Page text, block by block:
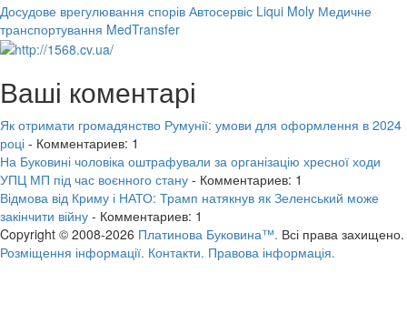
Досудове врегулювання спорів Автосервіс Liqui Moly Медичне
транспортування MedTransfer
Ваші коментарі
Як отримати громадянство Румунії: умови для оформлення в 2024
році - Комментариев: 1
На Буковині чоловіка оштрафували за організацію хресної ходи
УПЦ МП під час воєнного стану - Комментариев: 1
Відмова від Криму і НАТО: Трамп натякнув як Зеленський може
закінчити війну - Комментариев: 1
Copyright © 2008-2026 Платинова Буковина™. Всі права захищено.
Розміщення інформації. Контакти. Правова інформація.